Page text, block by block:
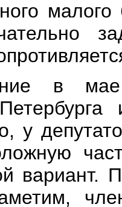
в мае
у
вариант.